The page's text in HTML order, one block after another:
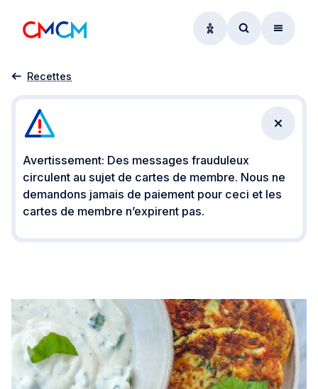
OptionsAccéder au
Menu
Accueil
Insights
Gesond bleiwen
Recettes
Galettes de courgettes
Avertissement: Des messages frauduleux
circulent au sujet de cartes de membre. Nous ne
demandons jamais de paiement pour ceci et les
cartes de membre n’expirent pas.